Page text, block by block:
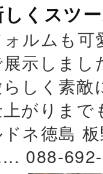
しくスツ
ォルムも
示しまし
しく素敵
がりま
ドネ徳島
088-